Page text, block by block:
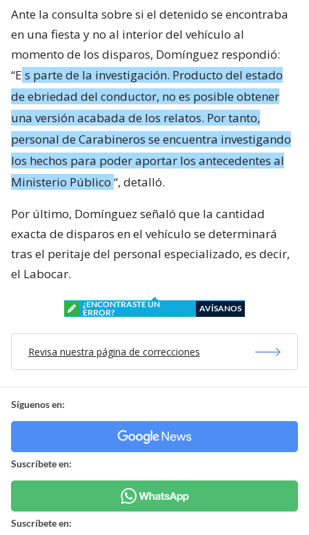
Ante la consulta sobre si el detenido se encontraba
en una fiesta y no al interior del vehículo al
momento de los disparos, Domínguez respondió:
“E s parte de la investigación. Producto del estado
de ebriedad del conductor, no es posible obtener
una versión acabada de los relatos. Por tanto,
personal de Carabineros se encuentra investigando
los hechos para poder aportar los antecedentes al
Ministerio Público “, detalló.
Por último, Domínguez señaló que la cantidad
exacta de disparos en el vehículo se determinará
tras el peritaje del personal especializado, es decir,
el Labocar.
¿ENCONTRASTE UN
ERROR?
AVÍSANOS
Revisa nuestra página de correcciones
Síguenos en:
Suscríbete en:
Suscríbete en: